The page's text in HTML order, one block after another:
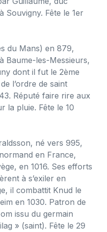
Souvigny. Fête le 1er
du Mans) en 879,
Baume-les-Messieurs,
dont il fut le 2ème
l’ordre de saint
Réputé faire rire aux
la pluie. Fête le 10
né vers 995,
en France,
en 1016. Ses efforts
à s’exiler en
il combattit Knud le
en 1030. Patron de
issu du germain
» (saint). Fête le 29